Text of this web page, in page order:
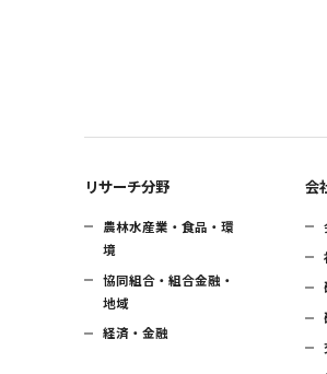
リサーチ分野
農林水産業・食品・環
境
協同組合・組合金融・
地域
経済・金融
会